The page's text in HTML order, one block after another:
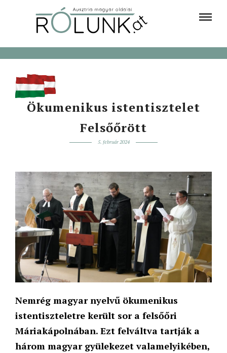
Ökumenikus istentisztelet
Felsőőrött
5. február 2024
Nemrég magyar nyelvű ökumenikus
istentiszteletre került sor a felsőőri
Máriakápolnában. Ezt felváltva tartják a
három magyar gyülekezet valamelyikében,